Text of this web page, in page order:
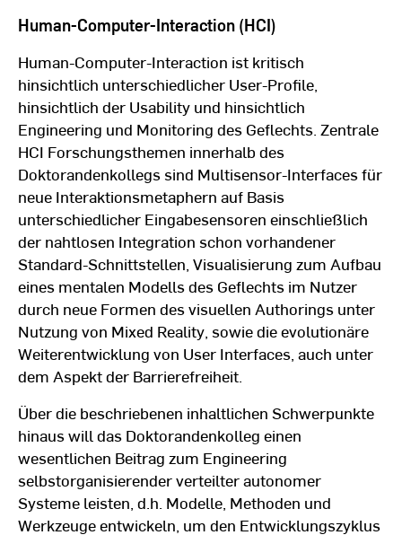
Human-Computer-Interaction (HCI)
Human-Computer-Interaction ist kritisch
hinsichtlich unterschiedlicher User-Profile,
hinsichtlich der Usability und hinsichtlich
Engineering und Monitoring des Geflechts. Zentrale
HCI Forschungsthemen innerhalb des
Doktorandenkollegs sind Multisensor-Interfaces für
neue Interaktionsmetaphern auf Basis
unterschiedlicher Eingabesensoren einschließlich
der nahtlosen Integration schon vorhandener
Standard-Schnittstellen, Visualisierung zum Aufbau
eines mentalen Modells des Geflechts im Nutzer
durch neue Formen des visuellen Authorings unter
Nutzung von Mixed Reality, sowie die evolutionäre
Weiterentwicklung von User Interfaces, auch unter
dem Aspekt der Barrierefreiheit.
Über die beschriebenen inhaltlichen Schwerpunkte
hinaus will das Doktorandenkolleg einen
wesentlichen Beitrag zum Engineering
selbstorganisierender verteilter autonomer
Systeme leisten, d.h. Modelle, Methoden und
Werkzeuge entwickeln, um den Entwicklungszyklus